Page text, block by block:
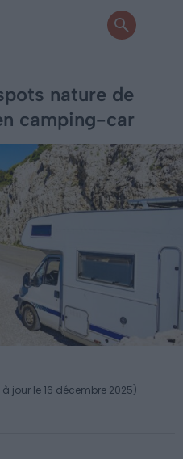
nature de
camping-car
jour le 16 décembre 2025)